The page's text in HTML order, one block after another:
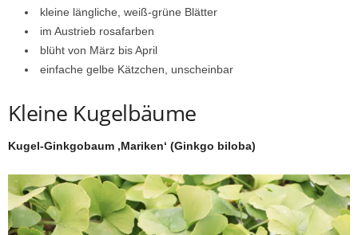
kleine längliche, weiß-grüne Blätter
im Austrieb rosafarben
blüht von März bis April
einfache gelbe Kätzchen, unscheinbar
Kleine Kugelbäume
Kugel-Ginkgobaum ‚Mariken‘ (Ginkgo biloba)